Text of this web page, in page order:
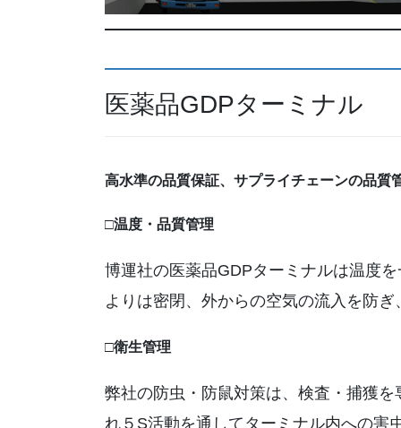
医薬品GDPターミナル
高水準の品質保証、サプライチェーンの品質
□温度・品質管理
博運社の医薬品GDPターミナルは温度
よりは密閉、外からの空気の流入を防
□衛生管理
弊社の防虫・防鼠対策は、検査・捕獲
れ５S活動を通してターミナル内への害